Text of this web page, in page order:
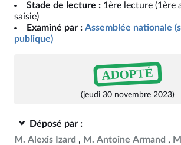
Stade de lecture : 1ère lecture (1ère
saisie)
Examiné par : Assemblée nationale
publique)
ADOPTÉ
(jeudi 30 novembre 2023)
Déposé par :
M. Alexis Izard
M. Antoine Armand